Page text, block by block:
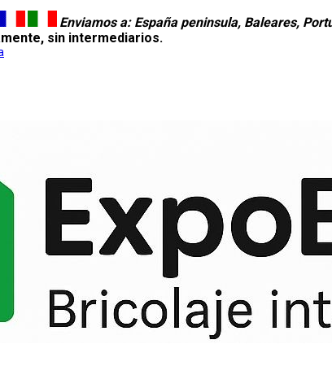
Enviamos a: España peninsula, Baleares,
sin intermediarios.